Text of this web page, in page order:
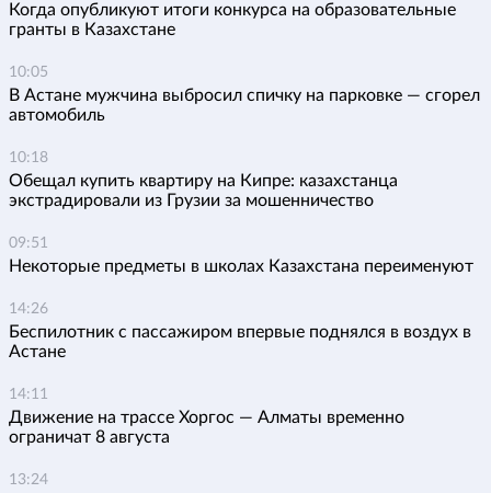
Когда опубликуют итоги конкурса на образовательные
гранты в Казахстане
10:05
В Астане мужчина выбросил спичку на парковке — сгорел
автомобиль
10:18
Обещал купить квартиру на Кипре: казахстанца
экстрадировали из Грузии за мошенничество
09:51
Некоторые предметы в школах Казахстана переименуют
14:26
Беспилотник с пассажиром впервые поднялся в воздух в
Астане
14:11
Движение на трассе Хоргос — Алматы временно
ограничат 8 августа
13:24